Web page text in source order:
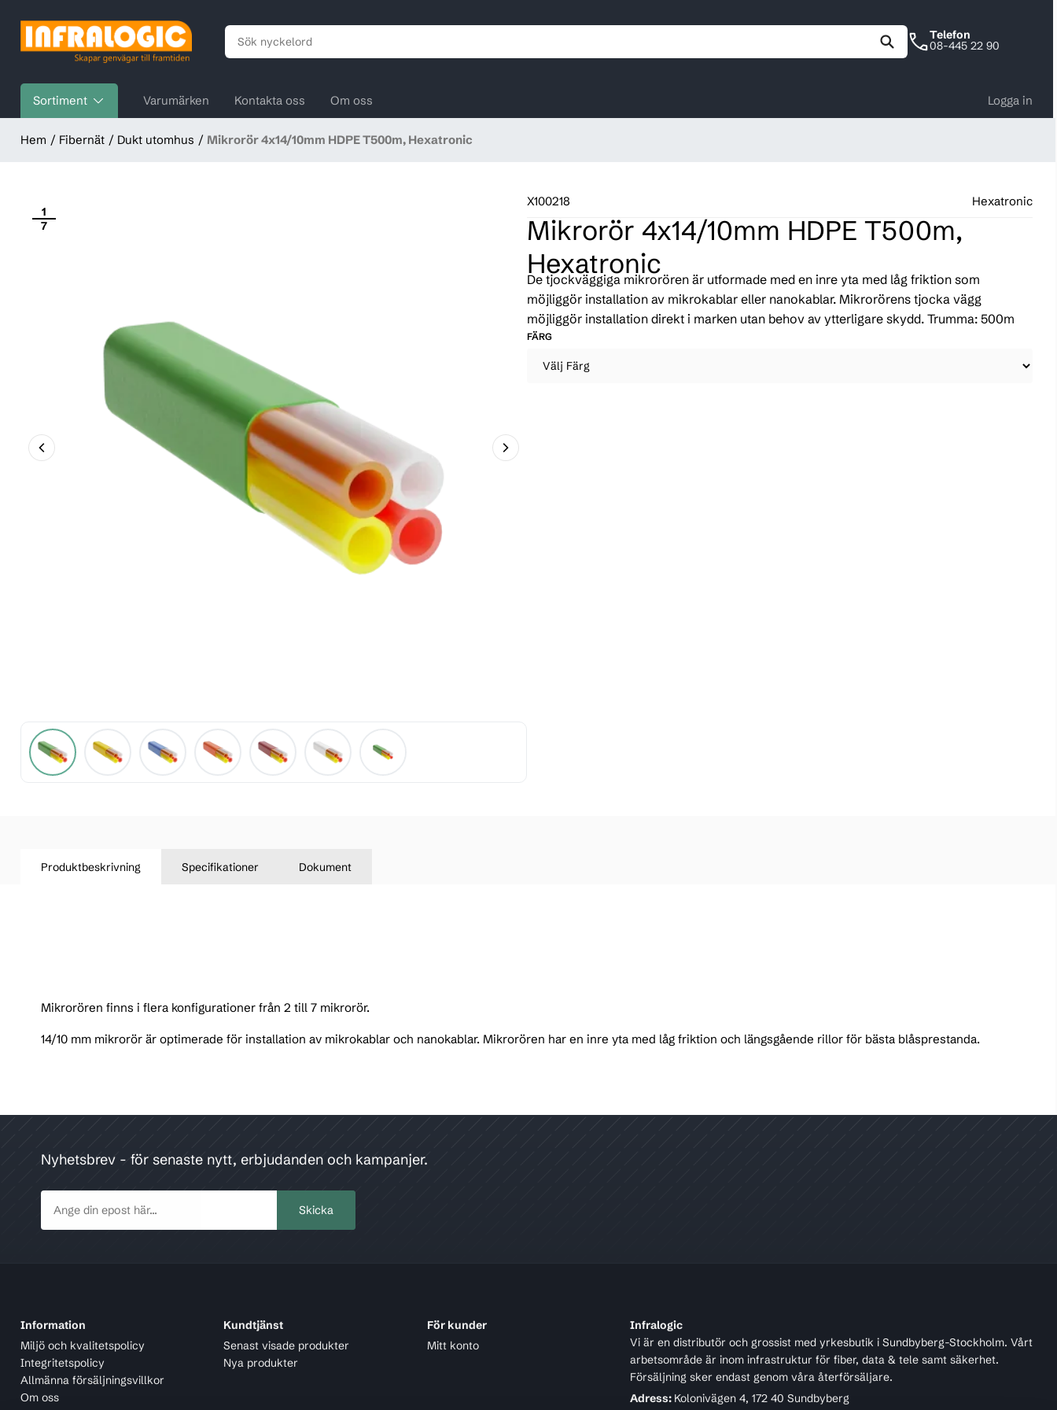
Telefon
08-445 22 90
Sortiment Varumärken Kontakta oss Om oss Logga in
Hem Fibernät Dukt utomhus Mikrorör 4x14/10mm HDPE T500m, Hexatronic
1
7
X100218 Hexatronic
Mikrorör 4x14/10mm HDPE T500m,
Hexatronic
De tjockväggiga mikrorören är utformade med en inre yta med låg friktion som
möjliggör installation av mikrokablar eller nanokablar. Mikrorörens tjocka vägg
möjliggör installation direkt i marken utan behov av ytterligare skydd. Trumma: 500m
FÄRG
Produktbeskrivning Specifikationer Dokument
Mikrorören finns i flera konfigurationer från 2 till 7 mikrorör.
14/10 mm mikrorör är optimerade för installation av mikrokablar och nanokablar. Mikrorören har en inre yta med låg friktion och längsgående rillor för bästa blåsprestanda.
Nyhetsbrev - för senaste nytt, erbjudanden och kampanjer.
Infralogic
Vi är en distributör och grossist med yrkesbutik i Sundbyberg-Stockholm. Vårt
arbetsområde är inom infrastruktur för fiber, data & tele samt säkerhet.
Försäljning sker endast genom våra återförsäljare.
Adress: Kolonivägen 4, 172 40 Sundbyberg
Information
Miljö och kvalitetspolicy
Integritetspolicy
Allmänna försäljningsvillkor
Om oss
Kundtjänst
Senast visade produkter
Nya produkter
För kunder
Mitt konto